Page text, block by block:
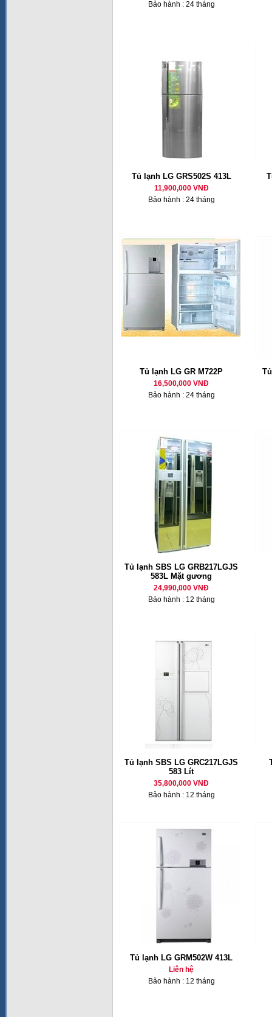
Bảo hành : 24 tháng
Tủ lạnh LG GRS502S 413L
11,900,000 VNĐ
Bảo hành : 24 tháng
Tủ lạnh LG GR M722P
16,500,000 VNĐ
Bảo hành : 24 tháng
Tủ lạnh SBS LG GRB217LGJS
583L Mặt gương
24,990,000 VNĐ
Bảo hành : 12 tháng
Tủ lạnh SBS LG GRC217LGJS
583 Lít
35,800,000 VNĐ
Bảo hành : 12 tháng
Tủ lạnh LG GRM502W 413L
Liên hệ
Bảo hành : 12 tháng